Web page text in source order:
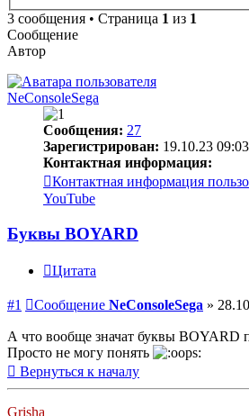
3 сообщения • Страница 1 из 1
Сообщение
Автор
NeConsoleSega
Сообщения: 27
Зарегистрирован: 19.10.23 09:03
Контактная информация:
Контактная информация
YouTube
Буквы BOYARD
Цитата
#1 Сообщение NeConsoleSega »
А что вообще значат буквы BOYARD
Просто не могу понять
Вернуться к началу
Grisha